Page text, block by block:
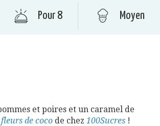
Pour 8 Moyen
et poires et un caramel de
de coco de chez 100Sucres !